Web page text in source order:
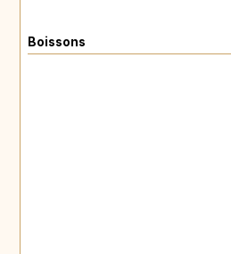
Boissons